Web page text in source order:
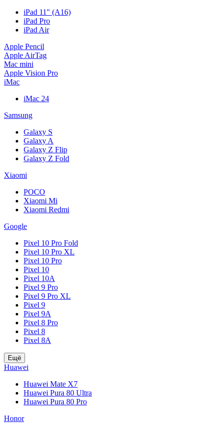
iPad 11" (A16)
iPad Pro
iPad Air
Apple Pencil
Apple AirTag
Mac mini
Apple Vision Pro
iMac
iMac 24
Samsung
Galaxy S
Galaxy A
Galaxy Z Flip
Galaxy Z Fold
Xiaomi
POCO
Xiaomi Mi
Xiaomi Redmi
Google
Pixel 10 Pro Fold
Pixel 10 Pro XL
Pixel 10 Pro
Pixel 10
Pixel 10A
Pixel 9 Pro
Pixel 9 Pro XL
Pixel 9
Pixel 9A
Pixel 8 Pro
Pixel 8
Pixel 8A
Ещё
Huawei
Huawei Mate X7
Huawei Pura 80 Ultra
Huawei Pura 80 Pro
Honor